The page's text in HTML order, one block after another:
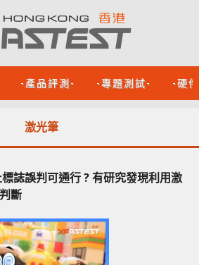
-產品評測- -專題測試- -硬
激光筆
誌誤判可通行 ? 有研究發現利用激
斷